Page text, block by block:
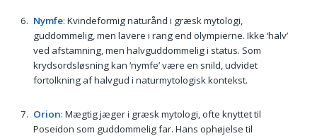
Nymfe: Kvindeformig naturånd i græsk mytologi,
guddommelig, men lavere i rang end olympierne. Ikke ‘halv’
ved afstamning, men halvguddommelig i status. Som
krydsordsløsning kan ‘nymfe’ være en snild, udvidet
fortolkning af halvgud i naturmytologisk kontekst.
Orion: Mægtig jæger i græsk mytologi, ofte knyttet til
Poseidon som guddommelig far. Hans ophøjelse til